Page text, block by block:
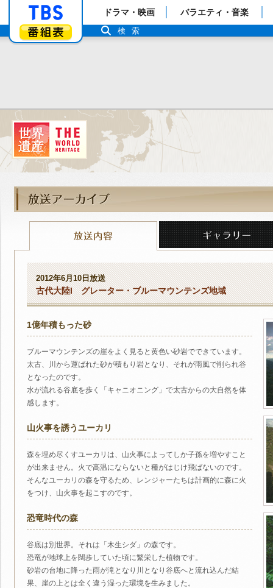
「TBSテレビ」トップページ
番組表
ドラマ・映画 バラエティ・音楽
検索
2012年6月10日放送
古代大陸I グレーター・ブルーマウンテンズ地域
1億年積もった砂
ブルーマウンテンズの崖をよく見ると黄色い砂岩でできています。
太古、川から運ばれた砂が積もり岩となり、それが雨風で削られ谷
となったのです。
水が流れる谷底を歩く「キャニオニング」で太古からの大自然を体
感します。
山火事を誘うユーカリ
森を埋め尽くすユーカリは、山火事によってしか子孫を増やすこと
が出来ません。火で高温にならないと種がはじけ飛ばないのです。
そんなユーカリの森を守るため、レンジャーたちは計画的に森に火
をつけ、山火事を起こすのです。
恐竜時代の森
谷底は別世界。それは「木生シダ」の森です。
恐竜が地球上を闊歩していた頃に繁栄した植物です。
砂岩の台地に降った雨が滝となり川となり谷底へと流れ込んだ結
果、崖の上とは全く違う湿った環境を生みました。